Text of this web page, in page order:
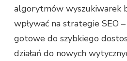
algorytmów wyszukiwarek
wpływać na strategie SEO
gotowe do szybkiego
działań do nowych